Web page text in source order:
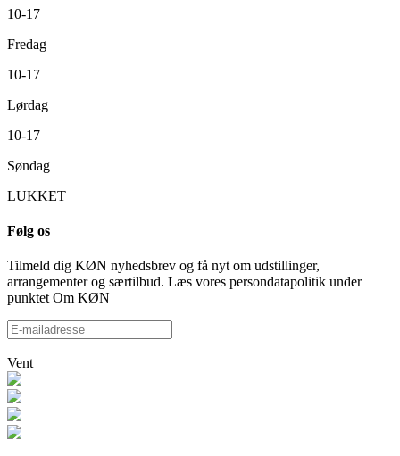
10-17
Fredag
10-17
Lørdag
10-17
Søndag
LUKKET
Følg os
Tilmeld dig KØN nyhedsbrev og få nyt om udstillinger,
arrangementer og særtilbud. Læs vores persondatapolitik under
punktet Om KØN
Vent